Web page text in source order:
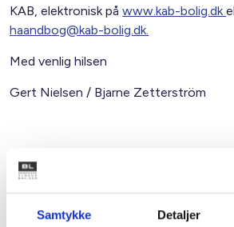
Samtykke Detaljer
KAB, elektronisk påwww.kab-bolig.dk
haandbog@kab-bolig.dk.
Med venlig hilsen
Gert Nielsen / Bjarne Zetterström
Relateret indhold
BL INFORMERER